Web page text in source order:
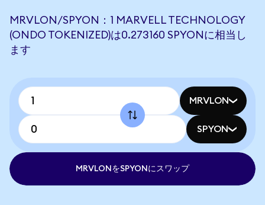
MRVLON/SPYON：1 MARVELL TECHNOLOGY
(ONDO TOKENIZED)は0.273160 SPYONに相当し
ます
MRVLON
SPYON
MRVLONをSPYONにスワップ